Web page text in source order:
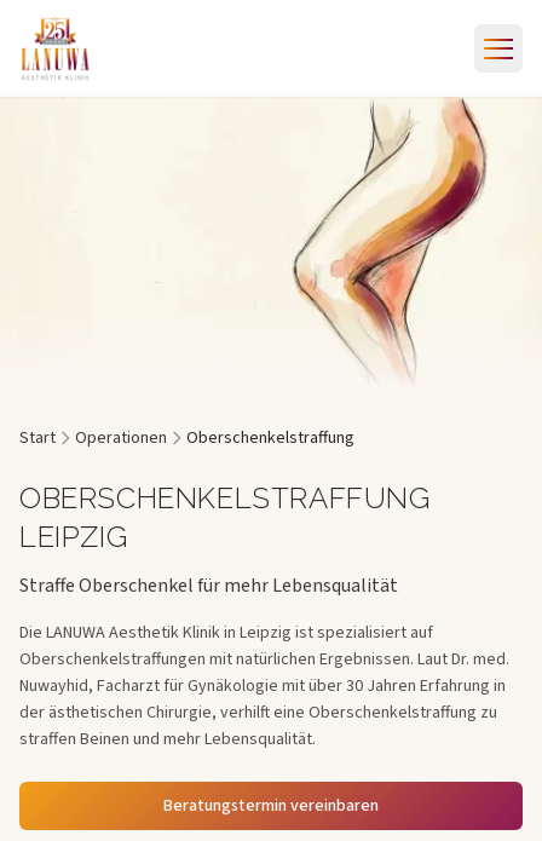
Start Operationen Oberschenkelstraffung
OBERSCHENKELSTRAFFUNG
LEIPZIG
Straffe Oberschenkel für mehr Lebensqualität
Die LANUWA Aesthetik Klinik in Leipzig ist spezialisiert auf
Oberschenkelstraffungen mit natürlichen Ergebnissen. Laut Dr. med.
Nuwayhid, Facharzt für Gynäkologie mit über 30 Jahren Erfahrung in
der ästhetischen Chirurgie, verhilft eine Oberschenkelstraffung zu
straffen Beinen und mehr Lebensqualität.
Beratungstermin vereinbaren